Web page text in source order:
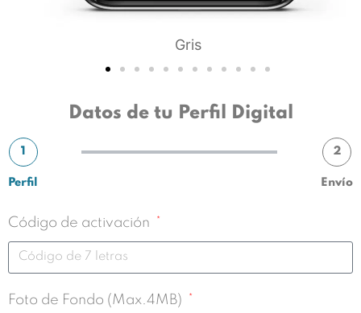
Gris
Datos de tu Perfil Digital
1
Perfil
2
Envío
Código de activación
Foto de Fondo (Max.4MB)